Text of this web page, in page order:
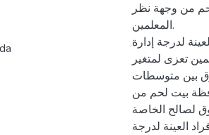
من وجهة نظر
المعلمين.
لدرجة إدارة
تعزى لمتغير
بين متوسطات
بيت لحم من
لصالح الخاصة.
العينة لدرجة